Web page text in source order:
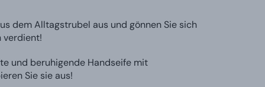
dem Alltagstrubel aus und gönnen Sie sich
verdient!
und beruhigende Handseife mit
Sie sie aus!